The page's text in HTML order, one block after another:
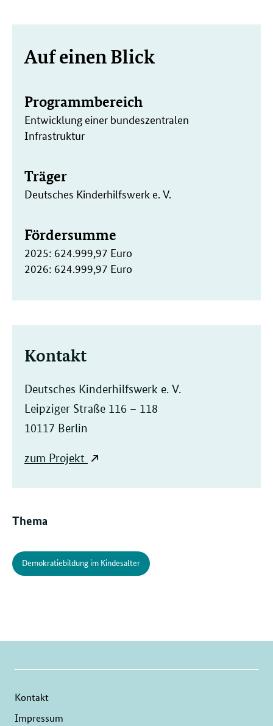
Weitere
Auf einen Blick
Programmbereich
Entwicklung einer bundeszentralen
Infrastruktur
Träger
Deutsches Kinderhilfswerk e. V.
Fördersumme
2025: 624.999,97 Euro
2026: 624.999,97 Euro
Kontakt
Deutsches Kinderhilfswerk e. V.
Leipziger Straße 116 – 118
10117 Berlin
zum Projekt
Thema
Demokratiebildung im Kindesalter
Kontakt
Impressum